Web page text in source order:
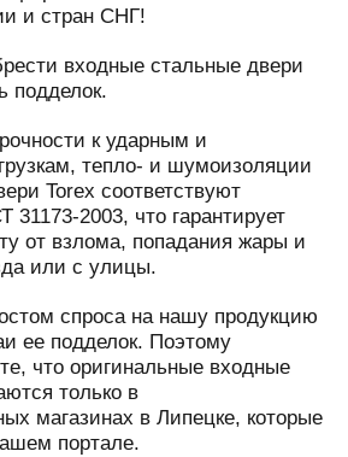
и стран СНГ!
входные стальные двери
подделок.
к ударным и
тепло- и шумоизоляции
Torex соответствуют
31173-2003, что гарантирует
от взлома, попадания жары и
или с улицы.
спроса на нашу продукцию
ее подделок. Поэтому
что оригинальные входные
только в
магазинах в Липецке, которые
портале.